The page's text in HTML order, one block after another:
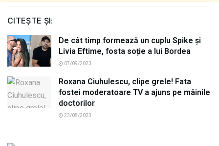
CITEȘTE ȘI:
De cât timp formează un cuplu Spike și
Livia Eftime, fosta soție a lui Bordea
07/09/2023
Roxana Ciuhulescu, clipe grele! Fata
fostei moderatoare TV a ajuns pe mâinile
doctorilor
23/08/2023